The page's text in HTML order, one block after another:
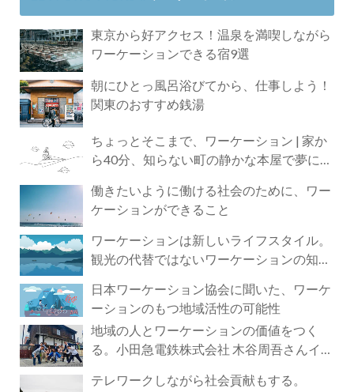
東京から好アクセス！温泉を満喫しながら
ワーケーションできる宿9選
朝にひとっ風呂浴びてから、仕事しよう！
関東のおすすめ銭湯
ちょっとそこまで、ワーケーション | 家か
ら40分、知らない町の静かな本屋で夢に近
働きたいように働ける社会のために、ワー
ケーションができること
ワーケーションは新しいライフスタイル。
観光の代替ではないワーケーションの知ら
日本ワーケーション協会に聞いた、ワーケ
ーションのもつ地域活性の可能性
地域の人とワーケーションの価値をつく
る。小田急電鉄株式会社 木谷周吾さんイン
テレワークしながら社会貢献もする。